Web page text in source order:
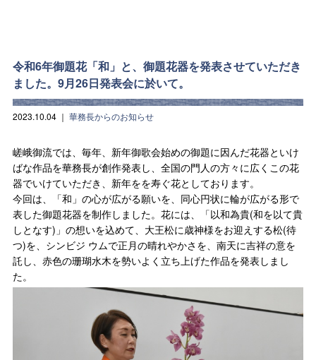
令和6年御題花「和」と、御題花器を発表させていただき
ました。9月26日発表会に於いて。
2023.10.04｜ 華務長からのお知らせ
嵯峨御流では、毎年、新年御歌会始めの御題に因んだ花器といけ
ばな作品を華務長が創作発表し、全国の門人の方々に広くこの花
器でいけていただき、新年をを寿ぐ花としております。
今回は、「和」の心が広がる願いを、同心円状に輪が広がる形で
表した御題花器を制作しました。花には、「以和為貴(和を以て貴
しとなす)」の想いを込めて、大王松に歳神様をお迎えする松(待
つ)を、シンビジ ウムで正月の晴れやかさを、南天に吉祥の意を
託し、赤色の珊瑚水木を勢いよく立ち上げた作品を発表しまし
た。